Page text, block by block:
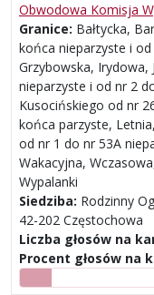
Obwodowa Komisja
Granice: Bałtycka,
końca nieparzyste i
Grzybowska,
nieparzyste i od nr 2
Kusocińskiego od nr
końca parzyste,
od nr 1 do nr 53A
Wakacyjna,
Wypalanki
Siedziba: Rodzinny
42-202 Częstochowa
Liczba głosów na
Procent głosów na